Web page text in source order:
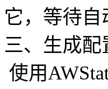
它，等待
三、生成配
使用